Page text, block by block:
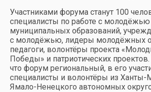
Участниками форума станут 100
специалисты по работе с молодёжью
муниципальных образований,
с молодёжью, лидеры молодёжных
педагоги, волонтёры проекта
Победы» и патриотических
что форум региональный, в его
специалисты и волонтёры из Ханты-
Ямало-Ненецкого автономных